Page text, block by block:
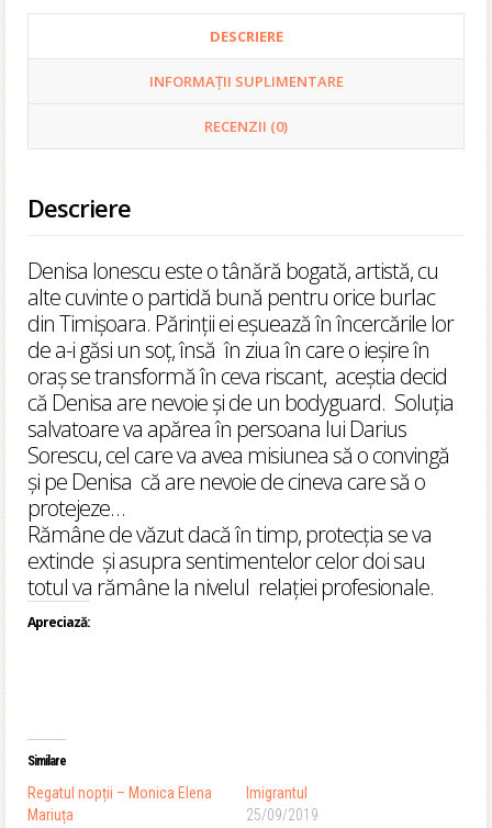
DESCRIERE
INFORMAȚII SUPLIMENTARE
RECENZII (0)
Descriere
Denisa Ionescu este o tânără bogată, artistă, cu
alte cuvinte o partidă bună pentru orice burlac
din Timișoara. Părinții ei eșuează în încercările lor
de a-i găsi un soț, însă în ziua în care o ieșire în
oraș se transformă în ceva riscant, aceștia decid
că Denisa are nevoie și de un bodyguard. Soluția
salvatoare va apărea în persoana lui Darius
Sorescu, cel care va avea misiunea să o convingă
și pe Denisa că are nevoie de cineva care să o
protejeze…
Rămâne de văzut dacă în timp, protecția se va
extinde și asupra sentimentelor celor doi sau
totul va rămâne la nivelul relației profesionale.
Apreciază:
Similare
Regatul nopții – Monica Elena
Mariuța
Imigrantul
25/09/2019